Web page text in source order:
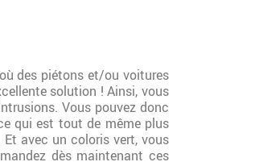
des piétons et/ou voitures
solution ! Ainsi, vous
Vous pouvez donc
qui est tout de même plus
avec un coloris vert, vous
dès maintenant ces